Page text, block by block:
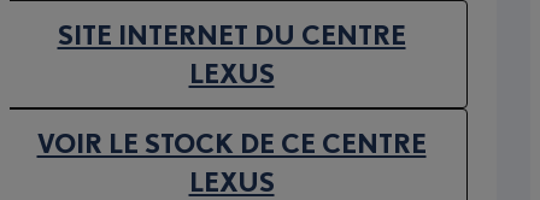
SITE INTERNET DU CENTRE
LEXUS(OPENS IN NEW TAB)
VOIR LE STOCK DE CE CENTRE
LEXUS(OPENS IN NEW TAB)